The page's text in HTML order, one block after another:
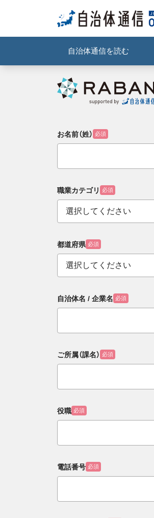
自治体通信を読む
お名前（姓） 必須
職業カテゴリ 必須
都道府県 必須
自治体名 / 企業名 必須
ご所属（課名） 必須
役職 必須
電話番号 必須